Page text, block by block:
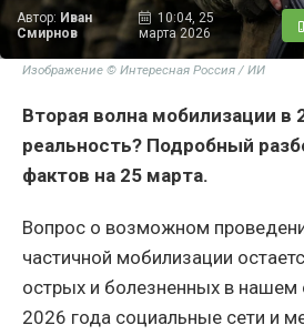
Автор: Иван
Смирнов
10:04, 25
марта 2026
Изображение © Интересная Россия / ИИ
Вторая волна мобилизации в
реальность? Подробный
фактов на 25 марта.
Вопрос о возможном
частичной мобилизации
острых и болезненных в нашем
2026 года социальные сети и